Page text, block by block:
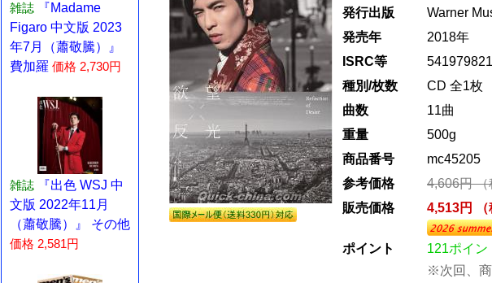
雑誌
『Madame
Figaro 中文版 2023
年7月（蕭敬騰）』
費加羅 価格 2,730円
雑誌
『出色 WSJ 中
文版 2022年11月
（蕭敬騰）』 その他
価格 2,581円
発行出版
Warner
発売年
2018年
ISRC等
種別/枚数
CD 全1枚
曲数
11曲
重量
500g
商品番号
mc45205
参考価格
4,606円 （
販売価格
4,513円 （
ポイント
121ポイン
※次回、